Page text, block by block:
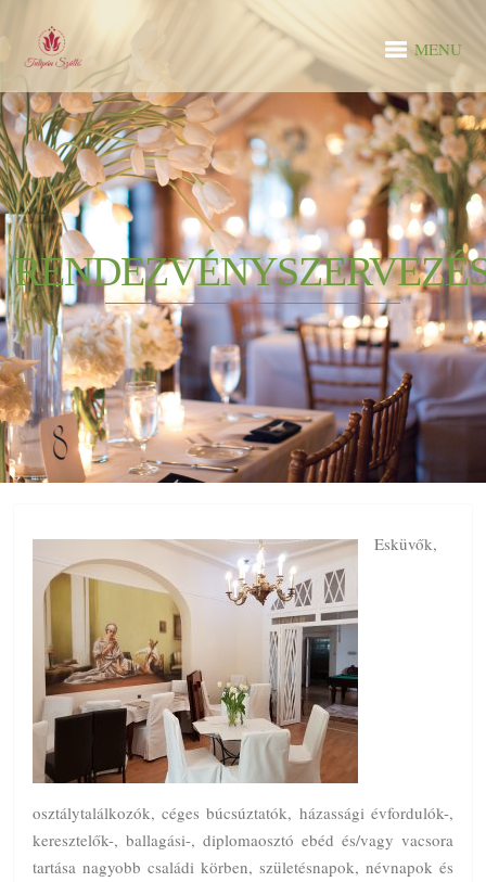
MENU
Esküvők,
osztálytalálkozók, céges búcsúztatók, házassági évfordulók-,
keresztelők-, ballagási-, diplomaosztó ebéd és/vagy vacsora
tartása nagyobb családi körben, születésnapok, névnapok és